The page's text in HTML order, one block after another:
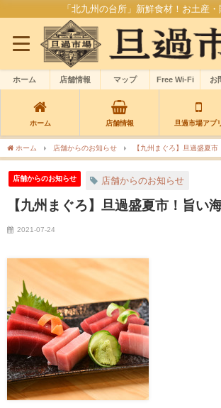
「北九州の台所」新鮮食材！お土産・
ホーム 店舗情報 マップ Free Wi-Fi お
ホーム 店舗情報 旦過市場アプ
ホーム 店舗からのお知らせ 【九州まぐろ】旦過盛夏市
店舗からのお知らせ 店舗からのお知らせ
【九州まぐろ】旦過盛夏市！旨い
2021-07-24